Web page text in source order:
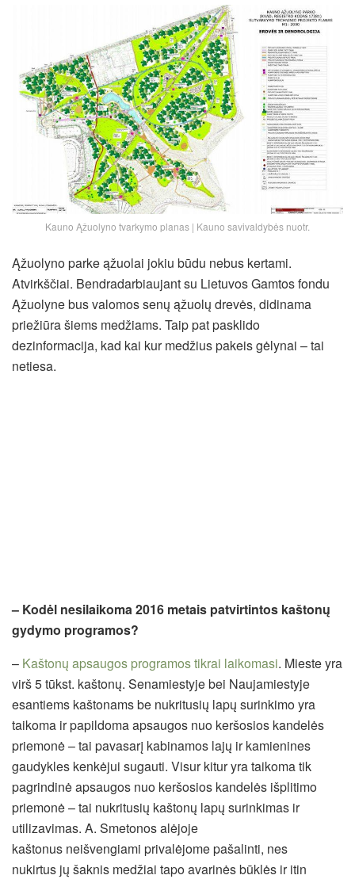
Kauno Ąžuolyno tvarkymo planas | Kauno savivaldybės nuotr.
Ąžuolyno parke ąžuolai jokiu būdu nebus kertami.
Atvirkščiai. Bendradarbiaujant su Lietuvos Gamtos fondu
Ąžuolyne bus valomos senų ąžuolų drevės, didinama
priežiūra šiems medžiams. Taip pat pasklido
dezinformacija, kad kai kur medžius pakeis gėlynai – tai
netiesa.
– Kodėl nesilaikoma 2016 metais patvirtintos kaštonų
gydymo programos?
– Kaštonų apsaugos programos tikrai laikomasi. Mieste yra
virš 5 tūkst. kaštonų. Senamiestyje bei Naujamiestyje
esantiems kaštonams be nukritusių lapų surinkimo yra
taikoma ir papildoma apsaugos nuo keršosios kandelės
priemonė – tai pavasarį kabinamos lajų ir kamienines
gaudykles kenkėjui sugauti. Visur kitur yra taikoma tik
pagrindinė apsaugos nuo keršosios kandelės išplitimo
priemonė – tai nukritusių kaštonų lapų surinkimas ir
utilizavimas. A. Smetonos alėjoje
kaštonus neišvengiami privalėjome pašalinti, nes
nukirtus jų šaknis medžiai tapo avarinės būklės ir itin